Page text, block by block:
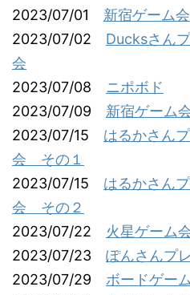
2023/07/01 新宿ゲーム会
2023/07/02 Ducksさん
会
2023/07/08 ニポボド
2023/07/09 新宿ゲーム
2023/07/15 はるかさん
会 その１
2023/07/15 はるかさん
会 その２
2023/07/22 火星ゲーム
2023/07/23 ぽんさんプ
2023/07/29 ボードゲー